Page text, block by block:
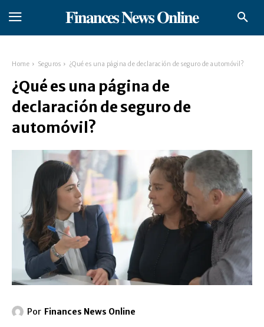
𝐅𝐢𝐧𝐚𝐧𝐜𝐞𝐬 𝐍𝐞𝐰𝐬 𝐎𝐧𝐥𝐢𝐧𝐞
Home Seguros ¿Qué es una página de declaración de seguro de automóvil?
¿Qué es una página de
declaración de seguro de
automóvil?
Por Finances News Online